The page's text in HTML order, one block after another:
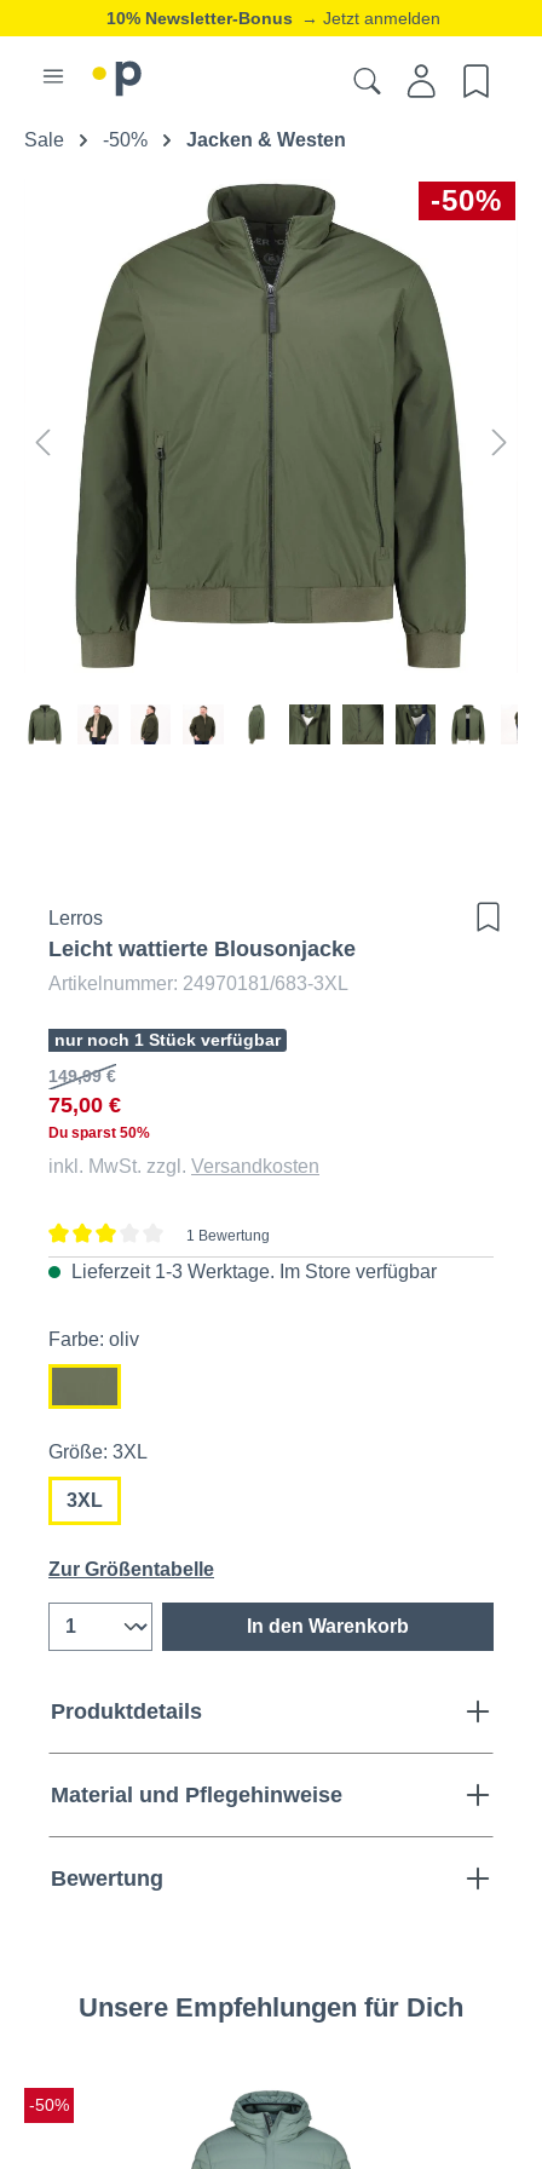
10% Newsletter-Bonus → Jetzt anmelden
Sale -50% Jacken & Westen
-50%
Lerros
Leicht wattierte Blousonjacke
Artikelnummer: 24970181/683-3XL
nur noch 1 Stück verfügbar
149,99 €
75,00 €
Du sparst 50%
inkl. MwSt. zzgl. Versandkosten
Durchschnittliche Bewertung von 3 von 5 Sternen
1 Bewertung
Lieferzeit 1-3 Werktage. Im Store verfügbar
Farbe: oliv
Größe: 3XL
3XL
Zur Größentabelle
In den Warenkorb
Produktdetails
Material und Pflegehinweise
Bewertung
Unsere Empfehlungen für Dich
-50%